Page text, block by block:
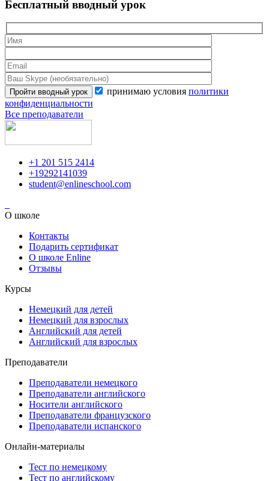
Бесплатный вводный урок
принимаю условия политики
конфиденциальности
Все преподаватели
+1 201 515 2414
+19292141039
student@enlineschool.com
О школе
Контакты
Подарить сертификат
О школе Enline
Отзывы
Курсы
Немецкий для детей
Немецкий для взрослых
Английский для детей
Английский для взрослых
Преподаватели
Преподаватели немецкого
Преподаватели английского
Носители английского
Преподаватели французского
Преподаватели испанского
Онлайн-материалы
Тест по немецкому
Тест по английскому